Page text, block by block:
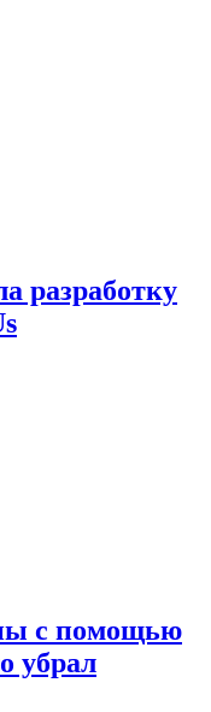
разработку
с помощью
убрал